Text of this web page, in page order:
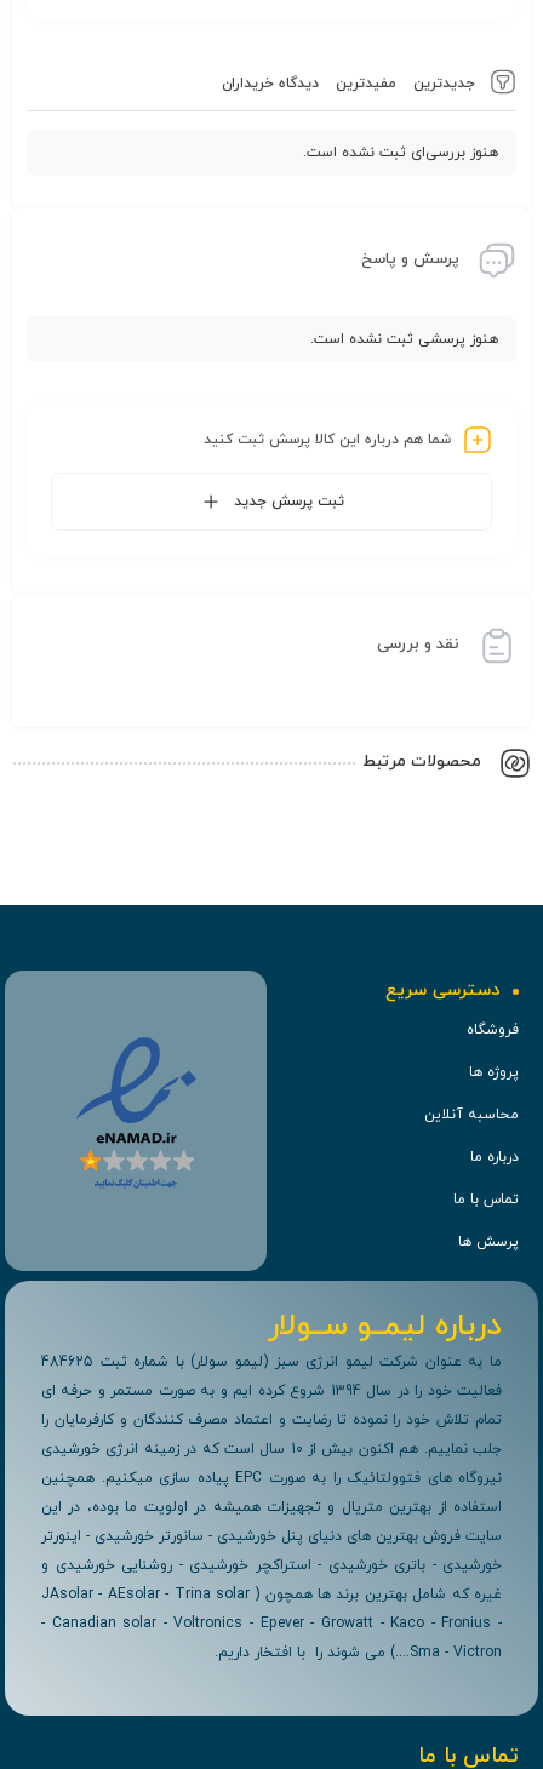
جدیدترین مفیدترین دیدگاه خریداران
هنوز بررسی‌ای ثبت نشده است.
پرسش و پاسخ
هنوز پرسشی ثبت نشده است.
شما هم درباره این کالا پرسش ثبت کنید
ثبت پرسش جدید
نقد و بررسی
محصولات مرتبط
دسترسی سریع
فروشگاه
پروژه ها
محاسبه آنلاین
درباره ما
تماس با ما
پرسش ها
درباره لیمــو ســولار
ما به عنوان شرکت لیمو انرژی سبز (لیمو سولار) با شماره ثبت 484625
فعالیت خود را در سال 1394 شروع کرده ایم و به صورت مستمر و حرفه ای
تمام تلاش خود را نموده تا رضایت و اعتماد مصرف کنندگان و کارفرمایان را
جلب نماییم. هم اکنون بیش از 10 سال است که در زمینه انرژی خورشیدی
نیروگاه های فتوولتائیک را به صورت EPC پیاده سازی میکنیم. همچنین
استفاده از بهترین متریال و تجهیزات همیشه در اولویت ما بوده، در این
سایت فروش بهترین های دنیای پنل خورشیدی - سانورتر خورشیدی - اینورتر
خورشیدی - باتری خورشیدی - استراکچر خورشیدی - روشنایی خورشیدی و
غیره که شامل بهترین برند ها همچون ( JAsolar - AEsolar - Trina solar
- Canadian solar - Voltronics - Epever - Growatt - Kaco - Fronius -
Sma - Victron....) می شوند را با افتخار داریم.
تماس با ما